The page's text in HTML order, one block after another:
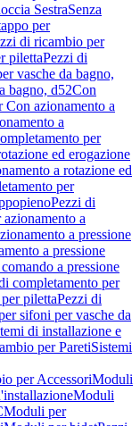
SestraSenza
per
di ricambio per
pilettaPezzi di
vasche da bagno,
bagno, d52Con
azionamento a
a
per
ed erogazione
a rotazione ed
per
Pezzi di
a
a pressione
a pressione
a pressione
completamento per
pilettaPezzi di
sifoni per vasche da
di installazione e
per ParetiSistemi
per AccessoriModuli
Moduli
Moduli per